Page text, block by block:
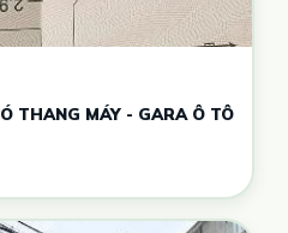
THANG MÁY - GARA Ô TÔ